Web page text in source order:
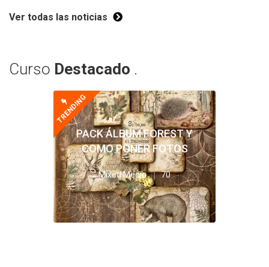
Ver todas las noticias
Curso Destacado .
TRENDING
PACK ÁLBUM FOREST Y
COMO PONER FOTOS
Mixed Media 70